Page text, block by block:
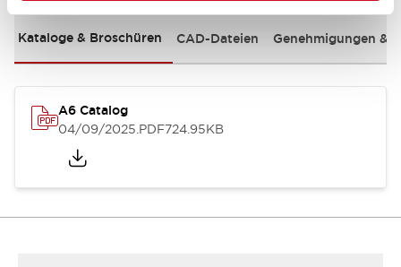
Kataloge & Broschüren CAD-Dateien Genehmigungen &
A6 Catalog
04/09/2025.PDF724.95KB